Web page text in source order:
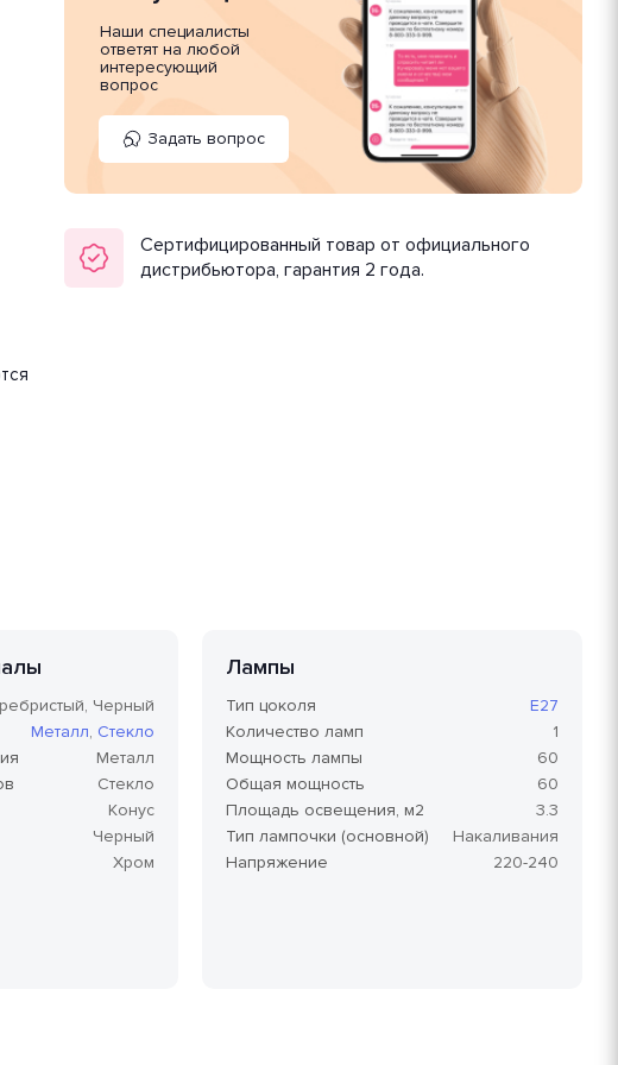
1
Наши специалисты
ответят на любой
интересующий
вопрос
Задать вопрос
Сертифицированный товар от официального
дистрибьютора, гарантия 2 года.
Черный
Металл, Стекло
Металл
Стекло
Конус
Черный
Хром
Лампы
Тип цоколя
E27
Количество ламп
1
Мощность лампы
60
Общая мощность
60
Площадь освещения, м2
3.3
Тип лампочки (основной)
Накаливания
Напряжение
220-240